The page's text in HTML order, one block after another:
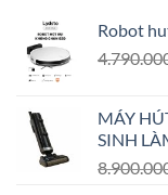
Robot
MÁY
SINH